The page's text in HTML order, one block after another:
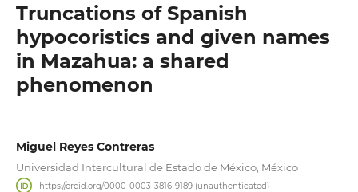
Truncations of Spanish
hypocoristics and given names
in Mazahua: a shared
phenomenon
Miguel Reyes Contreras
Universidad Intercultural de Estado de México, México
https://orcid.org/0000-0003-3816-9189 (unauthenticated)